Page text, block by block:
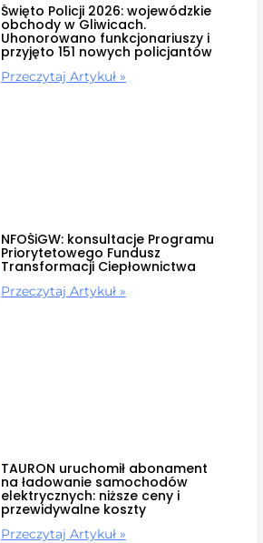
Święto Policji 2026: wojewódzkie
obchody w Gliwicach.
Uhonorowano funkcjonariuszy i
przyjęto 151 nowych policjantów
Przeczytaj Artykuł »
NFOŚiGW: konsultacje Programu
Priorytetowego Fundusz
Transformacji Ciepłownictwa
Przeczytaj Artykuł »
TAURON uruchomił abonament
na ładowanie samochodów
elektrycznych: niższe ceny i
przewidywalne koszty
Przeczytaj Artykuł »